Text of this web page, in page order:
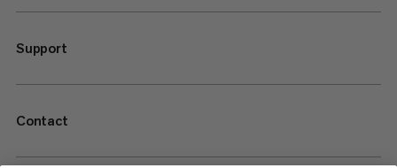
Support
Contact